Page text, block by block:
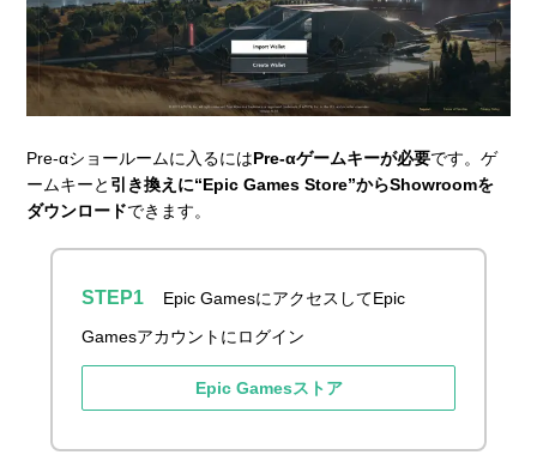
Pre-αショールームに入るにはPre-αゲームキーが必要です。ゲ
ームキーと 引き換えに“Epic Games Store”からShowroomを
ダウンロードできます。
Epic GamesにアクセスしてEpic
Gamesアカウントにログイン
Epic Gamesストア